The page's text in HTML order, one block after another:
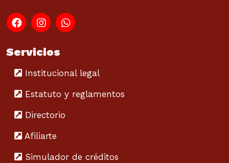
Servicios
Institucional legal
Estatuto y reglamentos
Directorio
Afiliarte
Simulador de créditos